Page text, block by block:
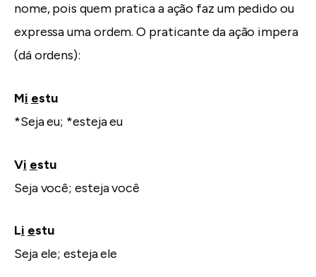
nome, pois quem pratica a ação faz um pedido ou
expressa uma ordem. O praticante da ação impera
(dá ordens):
Mi estu
*Seja eu; *esteja eu
Vi estu
Seja você; esteja você
Li estu
Seja ele; esteja ele